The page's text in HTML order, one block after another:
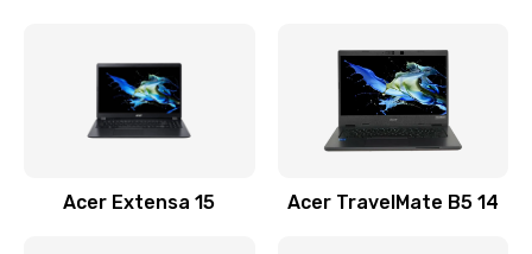
Замена видеочипа
Заказать
Acer Extensa 15 Acer TravelMate B5 14